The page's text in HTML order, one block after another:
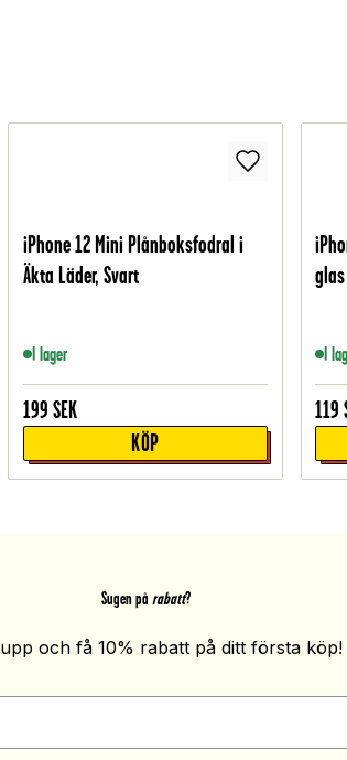
iPhone 12 Mini Plånboksfodral i
Äkta Läder, Svart
I lager
199 SEK
KÖP
glas
I
119
Sugen på rabatt?
och få 10% rabatt på ditt första köp!